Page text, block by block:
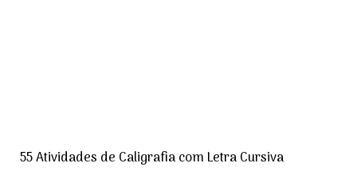
55 Atividades de Caligrafia com Letra Cursiva